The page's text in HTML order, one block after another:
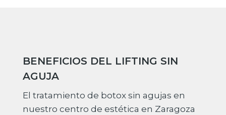
BENEFICIOS DEL LIFTING SIN
AGUJA
El tratamiento de botox sin agujas en
nuestro centro de estética en Zaragoza